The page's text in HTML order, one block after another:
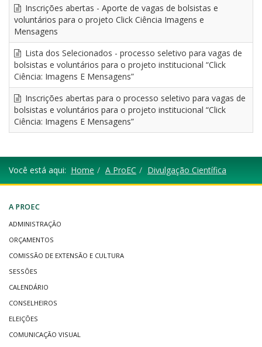
Inscrições abertas - Aporte de vagas de bolsistas e
voluntários para o projeto Click Ciência Imagens e
Mensagens
Lista dos Selecionados - processo seletivo para vagas de
bolsistas e voluntários para o projeto institucional “Click
Ciência: Imagens E Mensagens”
Inscrições abertas para o processo seletivo para vagas de
bolsistas e voluntários para o projeto institucional “Click
Ciência: Imagens E Mensagens”
Você está aqui: Home A ProEC Divulgação Científica
A PROEC
ADMINISTRAÇÃO
ORÇAMENTOS
COMISSÃO DE EXTENSÃO E CULTURA
SESSÕES
CALENDÁRIO
CONSELHEIROS
ELEIÇÕES
COMUNICAÇÃO VISUAL